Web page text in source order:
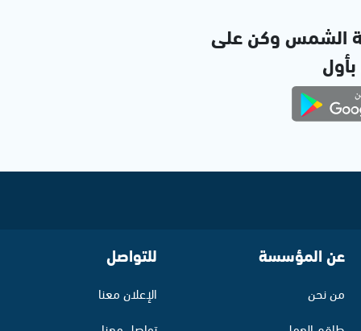
الشمس وكن على
بأول
عن المؤسسة
من نحن
للتواصل
الإعلان معنا